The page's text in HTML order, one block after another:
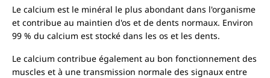
Le calcium est le minéral le plus abondant dans l'organisme
et contribue au maintien d'os et de dents normaux. Environ
99 % du calcium est stocké dans les os et les dents.
Le calcium contribue également au bon fonctionnement des
muscles et à une transmission normale des signaux entre